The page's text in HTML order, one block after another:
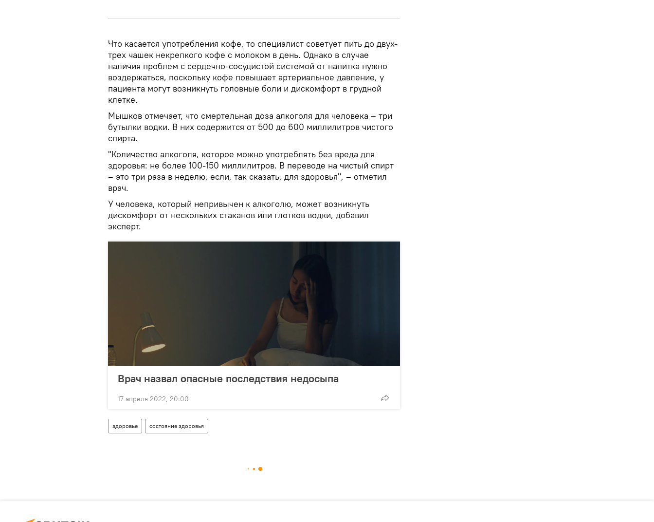
Что касается употребления кофе, то специалист советует пить до двух-
трех чашек некрепкого кофе с молоком в день. Однако в случае
наличия проблем с сердечно-сосудистой системой от напитка нужно
воздержаться, поскольку кофе повышает артериальное давление, у
пациента могут возникнуть головные боли и дискомфорт в грудной
клетке.
Мышков отмечает, что смертельная доза алкоголя для человека – три
бутылки водки. В них содержится от 500 до 600 миллилитров чистого
спирта.
"Количество алкоголя, которое можно употреблять без вреда для
здоровья: не более 100-150 миллилитров. В переводе на чистый спирт
– это три раза в неделю, если, так сказать, для здоровья", – отметил
врач.
У человека, который непривычен к алкоголю, может возникнуть
дискомфорт от нескольких стаканов или глотков водки, добавил
эксперт.
Врач назвал опасные последствия недосыпа
17 апреля 2022, 20:00
здоровье состояние здоровья